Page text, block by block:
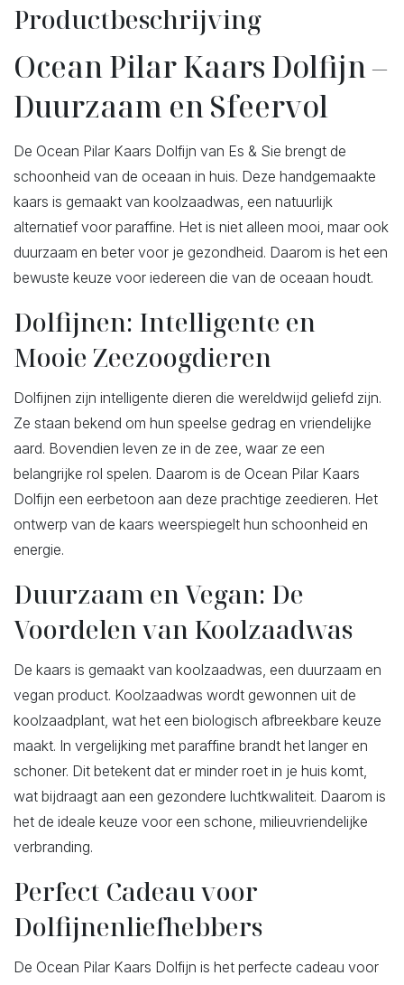
Productbeschrijving
Ocean Pilar Kaars Dolfijn –
Duurzaam en Sfeervol
De Ocean Pilar Kaars Dolfijn van Es & Sie brengt de
schoonheid van de oceaan in huis. Deze handgemaakte
kaars is gemaakt van koolzaadwas, een natuurlijk
alternatief voor paraffine. Het is niet alleen mooi, maar ook
duurzaam en beter voor je gezondheid. Daarom is het een
bewuste keuze voor iedereen die van de oceaan houdt.
Dolfijnen: Intelligente en
Mooie Zeezoogdieren
Dolfijnen zijn intelligente dieren die wereldwijd geliefd zijn.
Ze staan bekend om hun speelse gedrag en vriendelijke
aard. Bovendien leven ze in de zee, waar ze een
belangrijke rol spelen. Daarom is de Ocean Pilar Kaars
Dolfijn een eerbetoon aan deze prachtige zeedieren. Het
ontwerp van de kaars weerspiegelt hun schoonheid en
energie.
Duurzaam en Vegan: De
Voordelen van Koolzaadwas
De kaars is gemaakt van koolzaadwas, een duurzaam en
vegan product. Koolzaadwas wordt gewonnen uit de
koolzaadplant, wat het een biologisch afbreekbare keuze
maakt. In vergelijking met paraffine brandt het langer en
schoner. Dit betekent dat er minder roet in je huis komt,
wat bijdraagt aan een gezondere luchtkwaliteit. Daarom is
het de ideale keuze voor een schone, milieuvriendelijke
verbranding.
Perfect Cadeau voor
Dolfijnenliefhebbers
De Ocean Pilar Kaars Dolfijn is het perfecte cadeau voor